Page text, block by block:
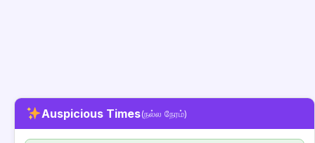
Auspicious Times(நல்ல நேரம்)